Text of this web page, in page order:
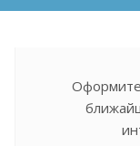
Оформите